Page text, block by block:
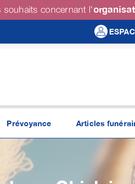
souhaits concernant l'
Prévoyance Articles